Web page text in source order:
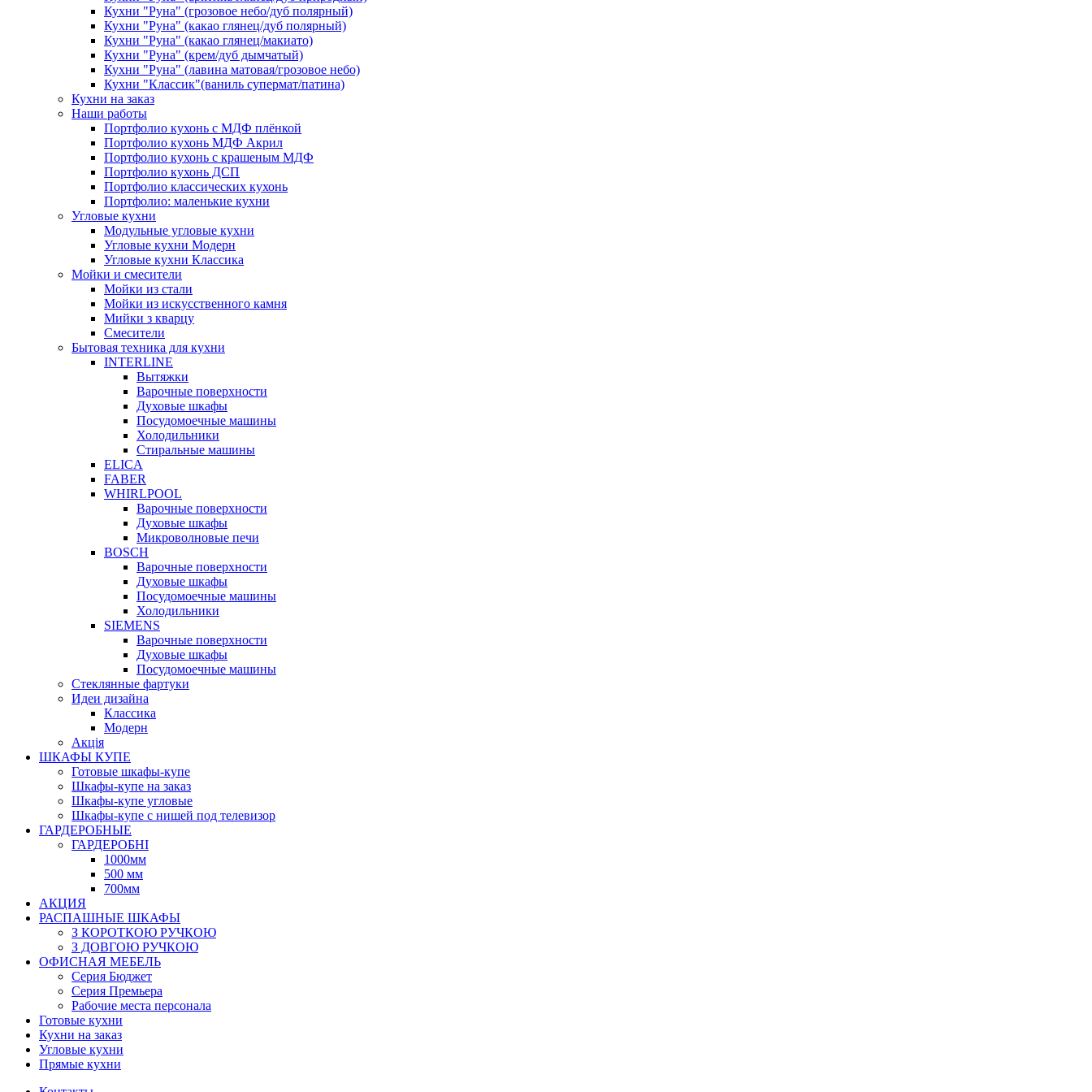
Кухни "Руна" (грозовое небо/дуб полярный)
Кухни "Руна" (какао глянец/дуб полярный)
Кухни "Руна" (какао глянец/макиато)
Кухни "Руна" (крем/дуб дымчатый)
Кухни "Руна" (лавина матовая/грозовое небо)
Кухни "Классик"(ваниль супермат/патина)
Кухни на заказ
Наши работы
Портфолио кухонь с МДФ плёнкой
Портфолио кухонь МДФ Акрил
Портфолио кухонь с крашеным МДФ
Портфолио кухонь ДСП
Портфолио классических кухонь
Портфолио: маленькие кухни
Угловые кухни
Модульные угловые кухни
Угловые кухни Модерн
Угловые кухни Классика
Мойки и смесители
Мойки из стали
Мойки из искусственного камня
Мийки з кварцу
Смесители
Бытовая техника для кухни
INTERLINE
Вытяжки
Варочные поверхности
Духовые шкафы
Посудомоечные машины
Холодильники
Стиральные машины
ELICA
FABER
WHIRLPOOL
Варочные поверхности
Духовые шкафы
Микроволновые печи
BOSCH
Варочные поверхности
Духовые шкафы
Посудомоечные машины
Холодильники
SIEMENS
Варочные поверхности
Духовые шкафы
Посудомоечные машины
Стеклянные фартуки
Идеи дизайна
Класcика
Модерн
Акція
ШКАФЫ КУПЕ
Готовые шкафы-купе
Шкафы-купе на заказ
Шкафы-купе угловые
Шкафы-купе с нишей под телевизор
ГАРДЕРОБНЫЕ
ГАРДЕРОБНІ
1000мм
500 мм
700мм
АКЦИЯ
РАСПАШНЫЕ ШКАФЫ
З КОРОТКОЮ РУЧКОЮ
З ДОВГОЮ РУЧКОЮ
ОФИСНАЯ МЕБЕЛЬ
Серия Бюджет
Серия Премьера
Рабочие места персонала
Готовые кухни
Кухни на заказ
Угловые кухни
Прямые кухни